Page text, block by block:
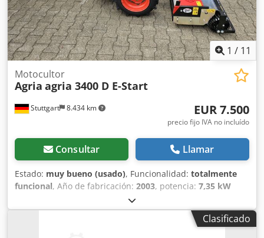
1 / 11
Stuttgart 8.434 km
Motocultor
Agria agria 3400 D E-Start
EUR 7.500
precio fijo IVA no incluído
Consultar Llamar
Estado: muy bueno (usado), Funcionalidad: totalmente
funcional, Año de fabricación: 2003, potencia: 7,35 kW
, tipo de combustible:
mecánico, AGRIA 3400 Diferencial Motocultor /
Portaherramientas - Motor diésel Yanmar L100AE de 10 CV
Clasificado